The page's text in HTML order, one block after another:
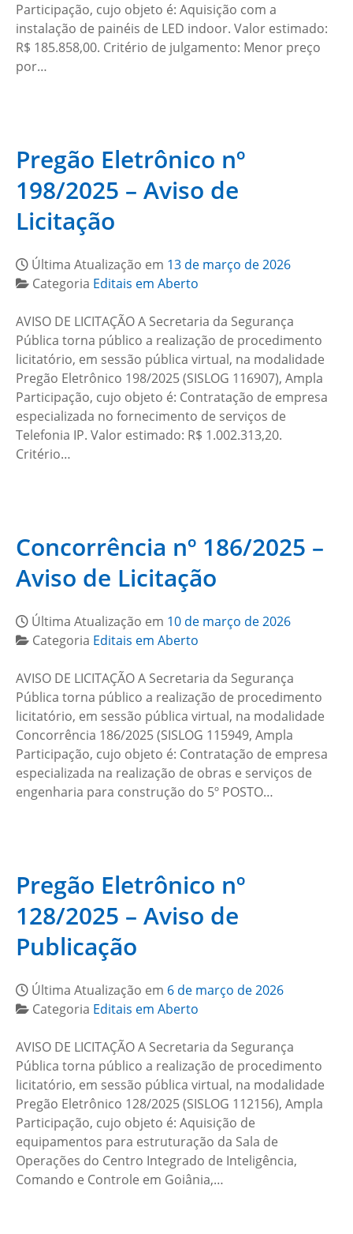
Participação, cujo objeto é: Aquisição com a
instalação de painéis de LED indoor. Valor estimado:
R$ 185.858,00. Critério de julgamento: Menor preço
por…
Pregão Eletrônico nº
198/2025 – Aviso de
Licitação
Última Atualização em 13 de março de 2026
Categoria Editais em Aberto
AVISO DE LICITAÇÃO A Secretaria da Segurança
Pública torna público a realização de procedimento
licitatório, em sessão pública virtual, na modalidade
Pregão Eletrônico 198/2025 (SISLOG 116907), Ampla
Participação, cujo objeto é: Contratação de empresa
especializada no fornecimento de serviços de
Telefonia IP. Valor estimado: R$ 1.002.313,20.
Critério…
Concorrência nº 186/2025 –
Aviso de Licitação
Última Atualização em 10 de março de 2026
Categoria Editais em Aberto
AVISO DE LICITAÇÃO A Secretaria da Segurança
Pública torna público a realização de procedimento
licitatório, em sessão pública virtual, na modalidade
Concorrência 186/2025 (SISLOG 115949, Ampla
Participação, cujo objeto é: Contratação de empresa
especializada na realização de obras e serviços de
engenharia para construção do 5º POSTO…
Pregão Eletrônico nº
128/2025 – Aviso de
Publicação
Última Atualização em 6 de março de 2026
Categoria Editais em Aberto
AVISO DE LICITAÇÃO A Secretaria da Segurança
Pública torna público a realização de procedimento
licitatório, em sessão pública virtual, na modalidade
Pregão Eletrônico 128/2025 (SISLOG 112156), Ampla
Participação, cujo objeto é: Aquisição de
equipamentos para estruturação da Sala de
Operações do Centro Integrado de Inteligência,
Comando e Controle em Goiânia,…